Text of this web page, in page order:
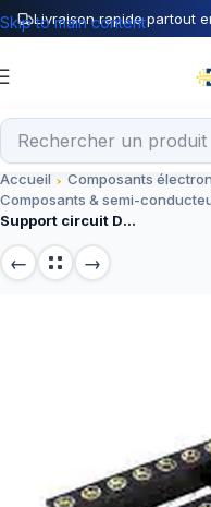
Livraison rapide partout
Skip to main content
Accueil
Composants
Composants & semi-
Support circuit DIP-14, 14 broches, pour circuits intégrés